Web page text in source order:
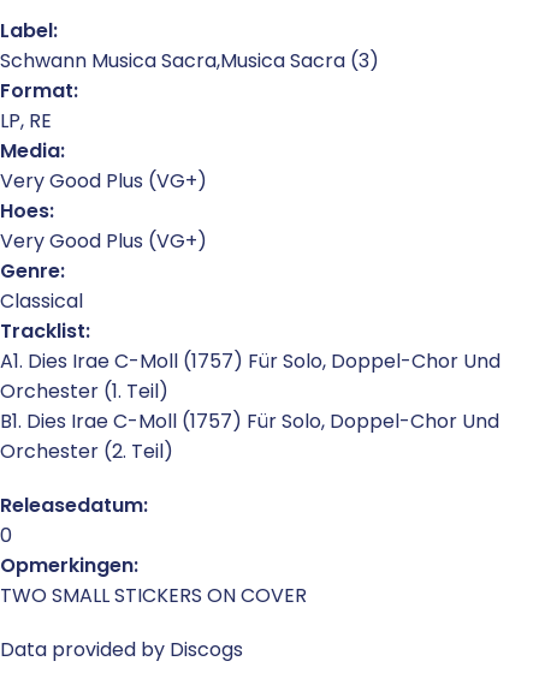
Label:
Schwann Musica Sacra,Musica Sacra (3)
Format:
LP, RE
Media:
Very Good Plus (VG+)
Hoes:
Very Good Plus (VG+)
Genre:
Classical
Tracklist:
A1. Dies Irae C-Moll (1757) Für Solo, Doppel-Chor Und
Orchester (1. Teil)
B1. Dies Irae C-Moll (1757) Für Solo, Doppel-Chor Und
Orchester (2. Teil)
Releasedatum:
0
Opmerkingen:
TWO SMALL STICKERS ON COVER
Data provided by Discogs